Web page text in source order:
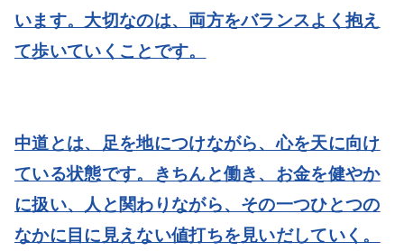
います。大切なのは、両方をバランスよく抱え
て歩いていくことです。
中道とは、足を地につけながら、心を天に向け
ている状態です。きちんと働き、お金を健やか
に扱い、人と関わりながら、その一つひとつの
なかに目に見えない値打ちを見いだしていく。